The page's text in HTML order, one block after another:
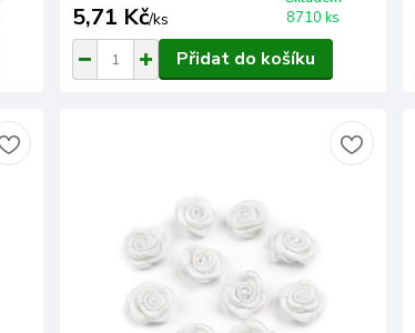
5,71 Kč/ks
8710 ks
Přidat do košíku